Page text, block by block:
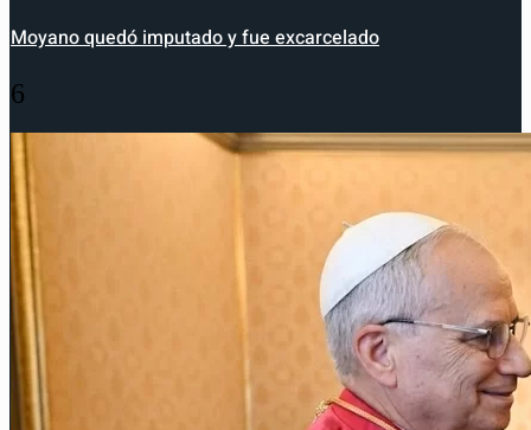
Moyano quedó imputado y fue excarcelado
6